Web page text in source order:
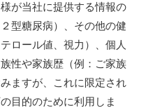
が当社に提供する情報の
型糖尿病）、その他の健
ロール値、視力）、個人
性や家族歴（例：ご家族
ますが、これに限定され
目的のために利用しま